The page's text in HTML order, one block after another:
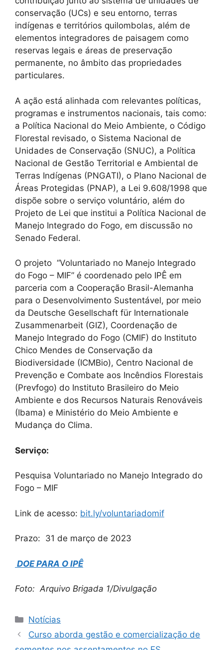
conservação (UCs) e seu entorno, terras
indígenas e territórios quilombolas, além de
elementos integradores de paisagem como
reservas legais e áreas de preservação
permanente, no âmbito das propriedades
particulares.
A ação está alinhada com relevantes políticas,
programas e instrumentos nacionais, tais como:
a Política Nacional do Meio Ambiente, o Código
Florestal revisado, o Sistema Nacional de
Unidades de Conservação (SNUC), a Política
Nacional de Gestão Territorial e Ambiental de
Terras Indígenas (PNGATI), o Plano Nacional de
Áreas Protegidas (PNAP), a Lei 9.608/1998 que
dispõe sobre o serviço voluntário, além do
Projeto de Lei que institui a Política Nacional de
Manejo Integrado do Fogo, em discussão no
Senado Federal.
O projeto “Voluntariado no Manejo Integrado
do Fogo – MIF” é coordenado pelo IPÊ em
parceria com a Cooperação Brasil-Alemanha
para o Desenvolvimento Sustentável, por meio
da Deutsche Gesellschaft für Internationale
Zusammenarbeit (GIZ), Coordenação de
Manejo Integrado do Fogo (CMIF) do Instituto
Chico Mendes de Conservação da
Biodiversidade (ICMBio), Centro Nacional de
Prevenção e Combate aos Incêndios Florestais
(Prevfogo) do Instituto Brasileiro do Meio
Ambiente e dos Recursos Naturais Renováveis
(Ibama) e Ministério do Meio Ambiente e
Mudança do Clima.
Serviço:
Pesquisa Voluntariado no Manejo Integrado do
Fogo – MIF
Link de acesso: bit.ly/voluntariadomif
Prazo: 31 de março de 2023
DOE PARA O IPÊ
Foto: Arquivo Brigada 1/Divulgação
Notícias
Curso aborda gestão e comercialização de